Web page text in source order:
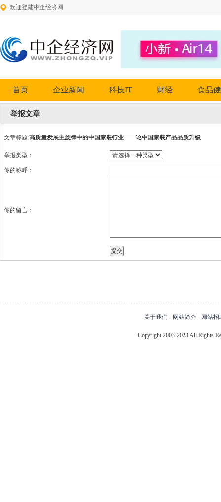
欢迎登陆中企经济网
首页 企业新闻 科技IT 财经 食品
举报文章
文章标题:高质量发展主旋律中的中国家装行业——论中国家装产品品质升级
举报类型：
你的称呼：
你的留言：
关于我们 - 网站简介 - 网站招
Copyright 2003-2023 All Rights